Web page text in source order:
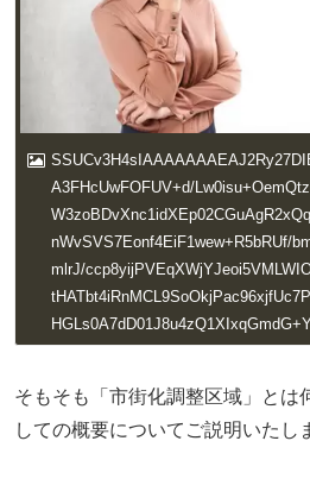
A3FHcUwFOFUV+d/
nWvSVS7Eonf4EiF1wew+R5bRUf/
mlrJ/
そもそも「市街化調整区域」とは
しての概要についてご説明いたし